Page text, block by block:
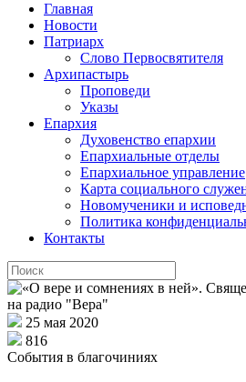
Главная
Новости
Патриарх
Слово Первосвятителя
Архипастырь
Проповеди
Указы
Епархия
Духовенство епархии
Епархиальные отделы
Епархиальное управление
Карта социального
Новомученики и
Политика
Контакты
25 мая 2020
816
События в благочиниях